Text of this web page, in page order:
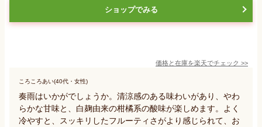
ショップでみる
価格と在庫を楽天でチェック >>
ころころあい(40代・女性)
奏雨はいかがでしょうか。清涼感のある味わいがあり、やわ
らかな甘味と、白麹由来の柑橘系の酸味が楽しめます。よく
冷やすと、スッキリしたフルーティさがより感じられて、お